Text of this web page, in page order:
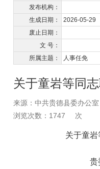
发布机构：
生成日期：
2026-05-29
废止日期：
文 号：
所属主题：
人事任免
关于童岩等同
来源：中共贵德县委办公室
浏览次数： 1747 次
关于童
贵